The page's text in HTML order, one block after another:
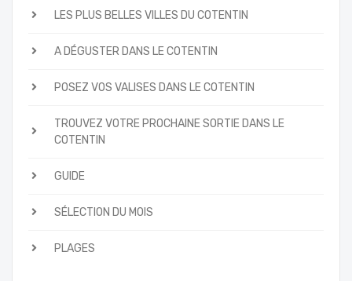
LES PLUS BELLES VILLES DU COTENTIN
A DÉGUSTER DANS LE COTENTIN
POSEZ VOS VALISES DANS LE COTENTIN
TROUVEZ VOTRE PROCHAINE SORTIE DANS LE
COTENTIN
GUIDE
SÉLECTION DU MOIS
PLAGES